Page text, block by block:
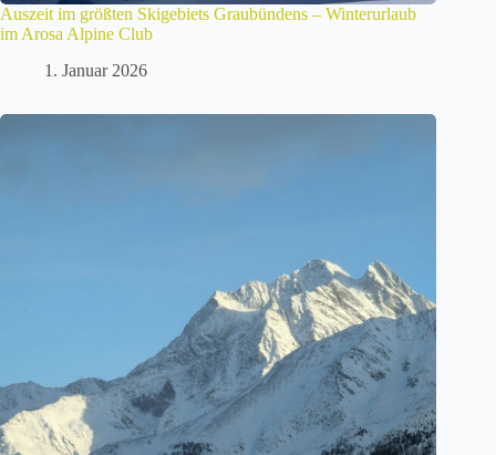
Auszeit im größten Skigebiets Graubündens – Winterurlaub
im Arosa Alpine Club
1. Januar 2026